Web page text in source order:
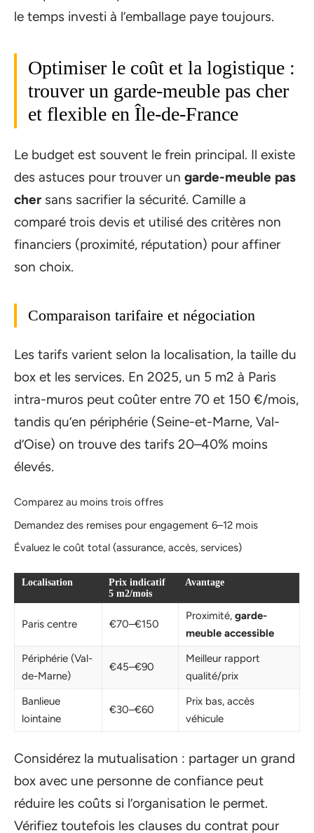
le temps investi à l’emballage paye toujours.
Optimiser le coût et la logistique :
trouver un garde-meuble pas cher
et flexible en Île-de-France
Le budget est souvent le frein principal. Il existe
des astuces pour trouver un garde-meuble pas
cher sans sacrifier la sécurité. Camille a
comparé trois devis et utilisé des critères non
financiers (proximité, réputation) pour affiner
son choix.
Comparaison tarifaire et négociation
Les tarifs varient selon la localisation, la taille du
box et les services. En 2025, un 5 m2 à Paris
intra-muros peut coûter entre 70 et 150 €/mois,
tandis qu’en périphérie (Seine-et-Marne, Val-
d’Oise) on trouve des tarifs 20–40% moins
élevés.
Comparez au moins trois offres
Demandez des remises pour engagement 6–12 mois
Évaluez le coût total (assurance, accès, services)
Localisation
Prix indicatif
5 m2/mois
Avantage
Paris centre €70–€150
Proximité, garde-
meuble accessible
Périphérie (Val-
de-Marne)
€45–€90
Meilleur rapport
qualité/prix
Banlieue
lointaine
€30–€60
Prix bas, accès
véhicule
Considérez la mutualisation : partager un grand
box avec une personne de confiance peut
réduire les coûts si l’organisation le permet.
Vérifiez toutefois les clauses du contrat pour